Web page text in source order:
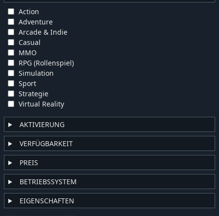
Action
Adventure
Arcade & Indie
Casual
MMO
RPG (Rollenspiel)
Simulation
Sport
Strategie
Virtual Reality
AKTIVIERUNG
VERFÜGBARKEIT
PREIS
BETRIEBSSYSTEM
EIGENSCHAFTEN